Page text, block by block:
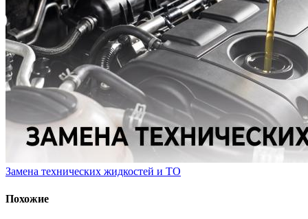
Замена технических жидкостей и ТО
Похожие